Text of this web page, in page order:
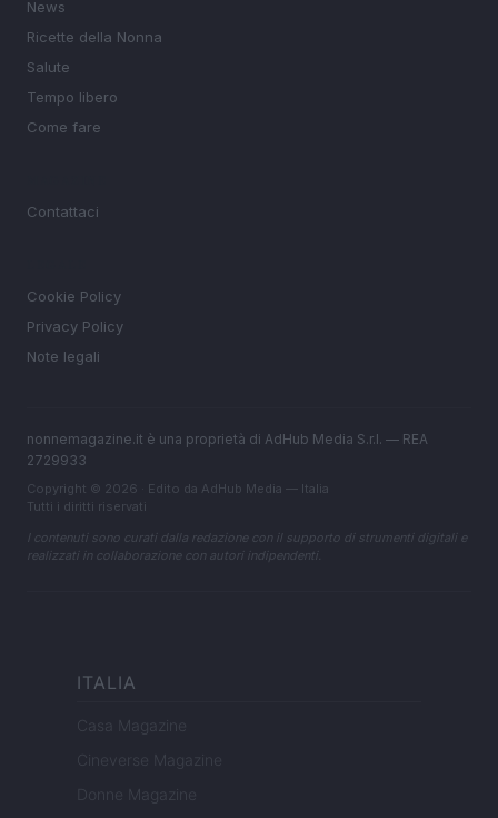
News
Ricette della Nonna
Salute
Tempo libero
Come fare
Contattaci
Cookie Policy
Privacy Policy
Note legali
nonnemagazine.it è una proprietà di AdHub Media S.r.l. — REA
2729933
Copyright © 2026 · Edito da AdHub Media — Italia
Tutti i diritti riservati
I contenuti sono curati dalla redazione con il supporto di strumenti digitali e
realizzati in collaborazione con autori indipendenti.
ITALIA
Casa Magazine
Cineverse Magazine
Donne Magazine